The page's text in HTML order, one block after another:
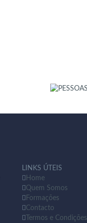
LINKS ÚTEIS
Home
Quem Somos
Formações
Contacto
Termos e Condições